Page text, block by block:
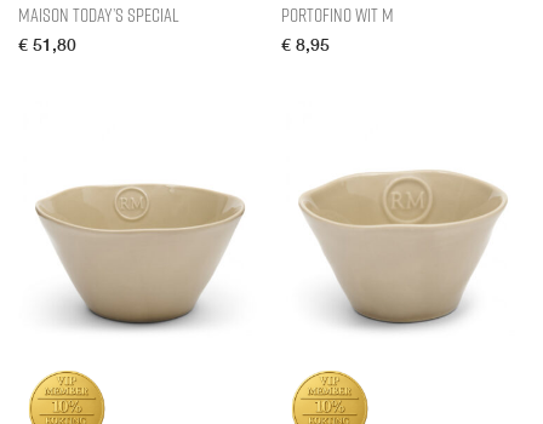
Maison Today’s Special
€ 51,80
Portofino Wit M
€ 8,95